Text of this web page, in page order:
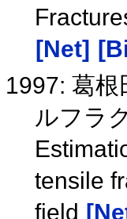
[Net]
1997: 葛
ルフラ
tensile
field